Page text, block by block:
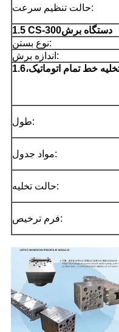
حالت تنظیم سرعت:
1.5 CS-300دستگاه برش
نوع بستن:
اندازه برش:
1.6،
طول:
مواد جدول:
حالت تخلیه:
فرم ترخیص: